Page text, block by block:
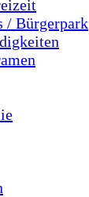
/ Bürgerpark